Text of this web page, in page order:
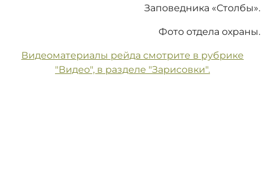
Заповедника «Столбы».
Фото отдела охраны.
Видеоматериалы рейда смотрите в рубрике
"Видео", в разделе "Зарисовки".